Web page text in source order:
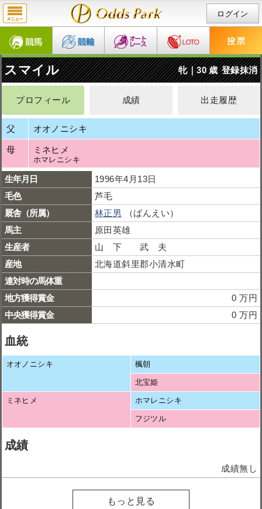
ログイン
スマイル 牝｜30 歳 登録抹消
プロフィール 成績 出走履歴
父 オオノニシキ
母 ミネヒメ
ホマレニシキ
生年月日
1996年4月13日
毛色
芦毛
厩舎（所属）
林正男
（ばんえい）
馬主
原田英雄
生産者
山 下 武 夫
産地
北海道斜里郡小清水町
連対時の馬体重
地方獲得賞金
0 万円
中央獲得賞金
0 万円
血統
オオノニシキ 楓朝
北宝姫
ミネヒメ ホマレニシキ
フジツル
成績
成績無し
もっと見る